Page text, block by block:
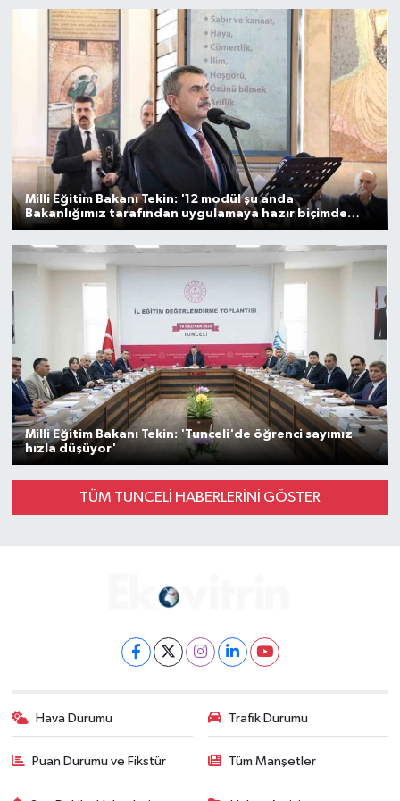
Milli Eğitim Bakanı Tekin: '12 modül şu anda
Bakanlığımız tarafından uygulamaya hazır biçimde
duruyor'
Milli Eğitim Bakanı Tekin: 'Tunceli'de öğrenci sayımız
hızla düşüyor'
TÜM TUNCELİ HABERLERINI GÖSTER
Hava Durumu Trafik Durumu
Puan Durumu ve Fikstür Tüm Manşetler
Gayrimenkul
Spor
Eğitim